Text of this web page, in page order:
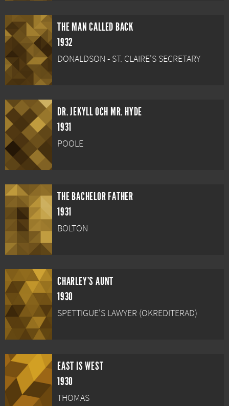
THE MAN CALLED BACK
1932
DONALDSON - ST. CLAIRE'S SECRETARY
DR. JEKYLL OCH MR. HYDE
1931
POOLE
THE BACHELOR FATHER
1931
BOLTON
CHARLEY'S AUNT
1930
SPETTIGUE'S LAWYER (OKREDITERAD)
EAST IS WEST
1930
THOMAS